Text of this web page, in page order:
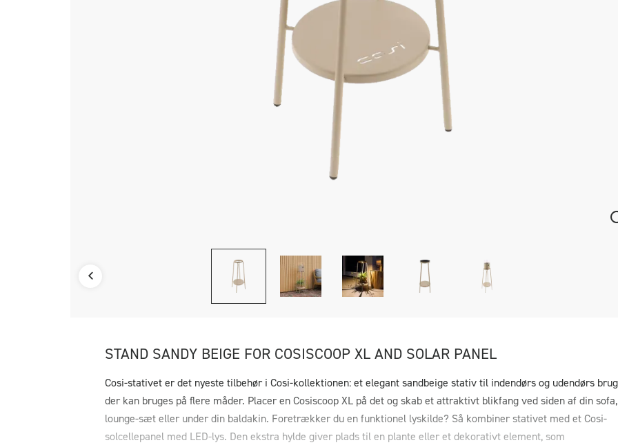
STAND SANDY BEIGE FOR COSISCOOP XL AND SOLAR PANEL
Cosi-stativet er det nyeste tilbehør i Cosi-kollektionen: et elegant sandbeige stativ til indendørs og udendørs
der kan bruges på flere måder. Placer en Cosiscoop XL på det og skab et attraktivt blikfang ved siden af din sofa,
lounge-sæt eller under din baldakin. Foretrækker du en funktionel lyskilde? Så kombiner stativet med et Cosi-
solcellepanel med LED-lys. Den ekstra hylde giver plads til en plante eller et dekorativt element, som